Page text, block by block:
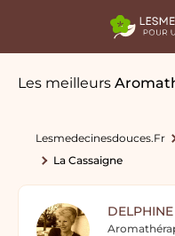
Les meilleurs
Lesmedecinesdouces.fr
La Cassaigne